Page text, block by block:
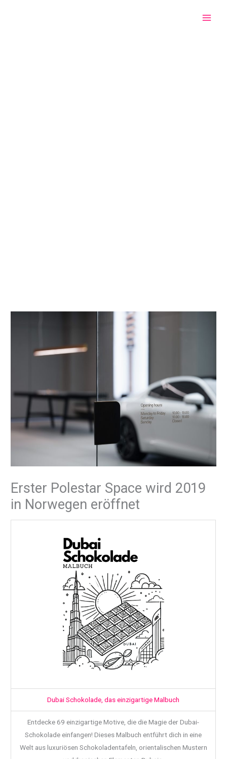
Erster Polestar Space wird 2019
in Norwegen eröffnet
Dubai Schokolade, das einzigartige Malbuch
Entdecke 69 einzigartige Motive, die die Magie der Dubai-
Schokolade einfangen! Dieses Malbuch entführt dich in eine
Welt aus luxuriösen Schokoladentafeln, orientalischen Mustern